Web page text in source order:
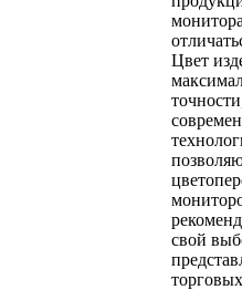
Цвет
свой